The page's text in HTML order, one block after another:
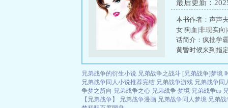
最后更新：
本书作者：声声
女 狗血|非现实向
话简介：疯批学
黄昏时候来到指
兄弟战争的衍生小说 兄弟战争之战斗 [兄弟战争]梦境
兄弟战争同人小说推荐完结 兄弟战争游戏 兄弟战争同
争梦之所向 兄弟战争之心 兄弟战争 梦境 兄弟战争cp
【兄弟战争】
兄弟战争漫画 兄弟战争同人梦境 兄弟